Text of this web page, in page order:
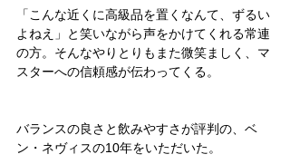
「こんな近くに高級品を置くなんて、ずるい
よねえ」と笑いながら声をかけてくれる常連
の方。そんなやりとりもまた微笑ましく、マ
スターへの信頼感が伝わってくる。
バランスの良さと飲みやすさが評判の、ベ
ン・ネヴィスの10年をいただいた。